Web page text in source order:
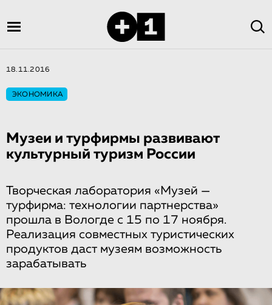
18.11.2016
ЭКОНОМИКА
Музеи и турфирмы развивают
культурный туризм России
Творческая лаборатория «Музей —
турфирма: технологии партнерства»
прошла в Вологде с 15 по 17 ноября.
Реализация совместных туристических
продуктов даст музеям возможность
зарабатывать